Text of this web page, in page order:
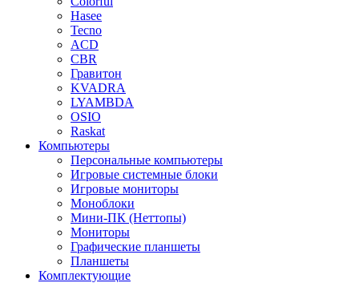
Hasee
Tecno
ACD
CBR
Гравитон
KVADRA
LYAMBDA
OSIO
Raskat
Компьютеры
Персональные компьютеры
Игровые системные блоки
Игровые мониторы
Моноблоки
Мини-ПК (Неттопы)
Мониторы
Графические планшеты
Планшеты
Комплектующие